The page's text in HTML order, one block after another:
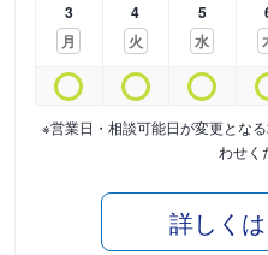
3
月
4
火
5
水
※営業日・相談可能日が変更とな
わせく
詳しく